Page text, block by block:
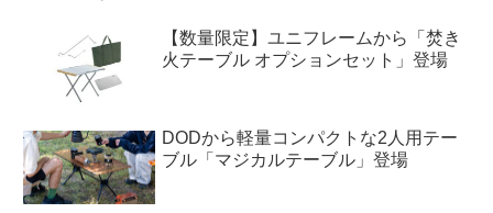
【数量限定】ユニフレームから「焚き
火テーブル オプションセット」登場
DODから軽量コンパクトな2人用テー
ブル「マジカルテーブル」登場